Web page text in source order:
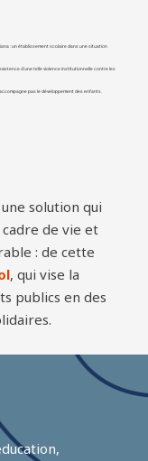
: un établissement scolaire dans une situation
d’une telle violence institutionnelle contre les
pas le développement des enfants.
solution qui
de vie et
: de cette
, qui vise la
publics en des